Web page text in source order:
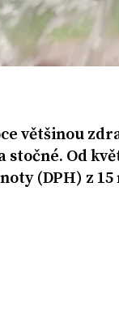
většinou
Od
(DPH) z